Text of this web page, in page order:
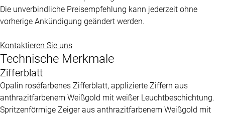
Die unverbindliche Preisempfehlung kann jederzeit ohne
vorherige Ankündigung geändert werden.
Kontaktieren Sie uns
Technische Merkmale
Zifferblatt
Opalin roséfarbenes Zifferblatt, applizierte Ziffern aus
anthrazitfarbenem Weißgold mit weißer Leuchtbeschichtung.
Spritzenförmige Zeiger aus anthrazitfarbenem Weißgold mit